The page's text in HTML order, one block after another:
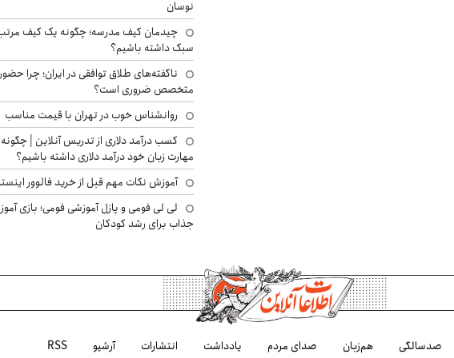
نوسان
چیدمان کیف مدرسه؛ چگونه یک کیف
سبک داشته باشیم؟
ناگفته‌های طلاق توافقی در ایران؛ چرا
متخصص ضروری است؟
روانشناس خوب در تهران با قیمت مناسب
کسب درآمد دلاری از تدریس آنلاین | چگونه
مهارت زبان خود درآمد دلاری داشته باشیم؟
آموزش نکات مهم قبل از خرید فالوور
لی لی فومی و پازل آموزشی فومی؛ بازی
جذاب برای رشد کودکان
صدسالگی هم‌زبان صدای مردم یادداشت انتشارات آرشیو RSS